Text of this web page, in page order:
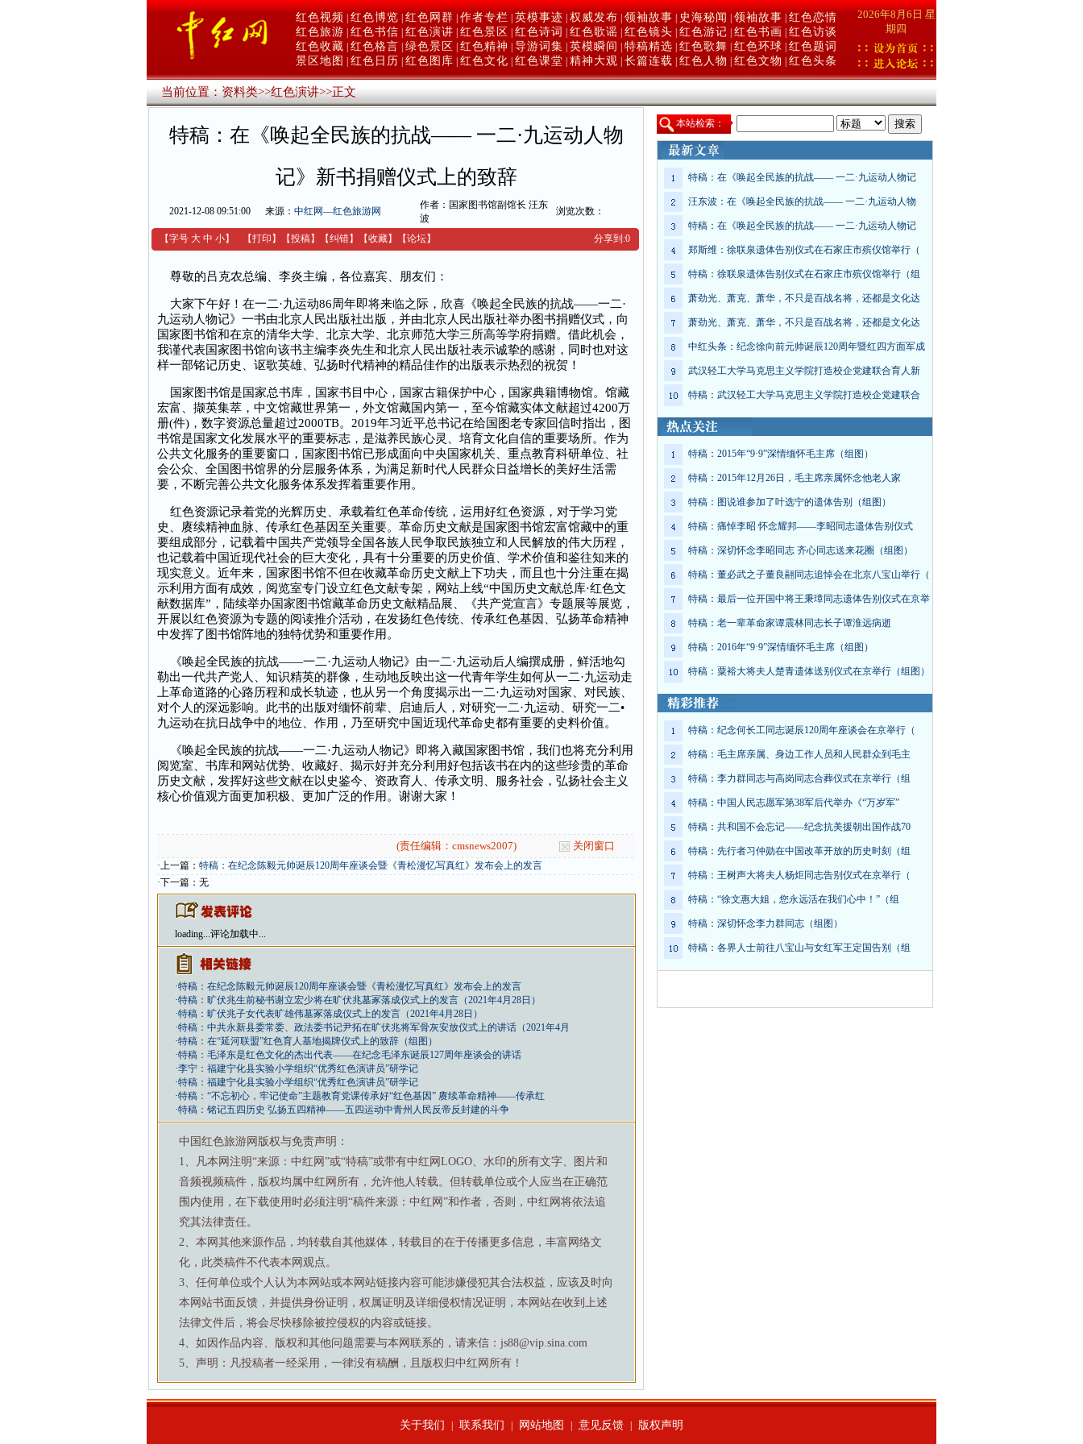
红色视频 红色博览 红色网群 作者专栏 英模事迹 权威发布 领袖故事 史海秘闻 领袖故事 红色恋情
红色旅游 红色书信 红色演讲 红色景区 红色诗词 红色歌谣 红色镜头 红色游记 红色书画
红色访谈
红色收藏 红色格言 绿色景区 红色精神 导游词集 英模瞬间 特稿精选 红色歌舞 红色环球 红色题词
景区地图
红色日历 红色图库 红色文化 红色课堂 精神大观 长篇连载 红色人物 红色文物 红色头条
2026年8月6日 星
期四
当前位置：资料类>>红色演讲>>正文
特稿：在《唤起全民族的抗战—— 一二·九运动人物
记》新书捐赠仪式上的致辞
2021-12-08 09:51:00 来源： 中红网—红色旅游网
作者：国家图书馆副馆长 汪东
波
浏览次数：
【字号 大 中 小】 【打印 】 【投稿】 【纠错】 【收藏】 【论坛】 分享到:0
尊敬的吕克农总编、李炎主编，各位嘉宾、朋友们：
大家下午好！在一二·九运动86周年即将来临之际，欣喜《唤起全民族的抗战——一二·
九运动人物记》一书由北京人民出版社出版，并由北京人民出版社举办图书捐赠仪式，向
国家图书馆和在京的清华大学、北京大学、北京师范大学三所高等学府捐赠。借此机会，
我谨代表国家图书馆向该书主编李炎先生和北京人民出版社表示诚挚的感谢，同时也对这
样一部铭记历史、讴歌英雄、弘扬时代精神的精品佳作的出版表示热烈的祝贺！
国家图书馆是国家总书库，国家书目中心，国家古籍保护中心，国家典籍博物馆。馆藏
宏富、撷英集萃，中文馆藏世界第一，外文馆藏国内第一，至今馆藏实体文献超过4200万
册(件)，数字资源总量超过2000TB。2019年习近平总书记在给国图老专家回信时指出，图
书馆是国家文化发展水平的重要标志，是滋养民族心灵、培育文化自信的重要场所。作为
公共文化服务的重要窗口，国家图书馆已形成面向中央国家机关、重点教育科研单位、社
会公众、全国图书馆界的分层服务体系，为满足新时代人民群众日益增长的美好生活需
要，不断完善公共文化服务体系发挥着重要作用。
红色资源记录着党的光辉历史、承载着红色革命传统，运用好红色资源，对于学习党
史、赓续精神血脉、传承红色基因至关重要。革命历史文献是国家图书馆宏富馆藏中的重
要组成部分，记载着中国共产党领导全国各族人民争取民族独立和人民解放的伟大历程，
也记载着中国近现代社会的巨大变化，具有十分重要的历史价值、学术价值和鉴往知来的
现实意义。近年来，国家图书馆不但在收藏革命历史文献上下功夫，而且也十分注重在揭
示利用方面有成效，阅览室专门设立红色文献专架，网站上线“中国历史文献总库·红色文
献数据库”，陆续举办国家图书馆藏革命历史文献精品展、《共产党宣言》专题展等展览，
开展以红色资源为专题的阅读推介活动，在发扬红色传统、传承红色基因、弘扬革命精神
中发挥了图书馆阵地的独特优势和重要作用。
《唤起全民族的抗战——一二·九运动人物记》由一二·九运动后人编撰成册，鲜活地勾
勒出一代共产党人、知识精英的群像，生动地反映出这一代青年学生如何从一二·九运动走
上革命道路的心路历程和成长轨迹，也从另一个角度揭示出一二·九运动对国家、对民族、
对个人的深远影响。此书的出版对缅怀前辈、启迪后人，对研究一二·九运动、研究一二•
九运动在抗日战争中的地位、作用，乃至研究中国近现代革命史都有重要的史料价值。
《唤起全民族的抗战——一二·九运动人物记》即将入藏国家图书馆，我们也将充分利用
阅览室、书库和网站优势、收藏好、揭示好并充分利用好包括该书在内的这些珍贵的革命
历史文献，发挥好这些文献在以史鉴今、资政育人、传承文明、服务社会，弘扬社会主义
核心价值观方面更加积极、更加广泛的作用。谢谢大家！
(责任编辑：cmsnews2007) 关闭窗口
·上一篇： 特稿：在纪念陈毅元帅诞辰120周年座谈会暨《青松漫忆写真红》发布会上的发言
·下一篇：无
loading...评论加载中...
·特稿：在纪念陈毅元帅诞辰120周年座谈会暨《青松漫忆写真红》发布会上的发言
·特稿：旷伏兆生前秘书谢立宏少将在旷伏兆墓冢落成仪式上的发言（2021年4月28日）
·特稿：旷伏兆子女代表旷雄伟墓冢落成仪式上的发言（2021年4月28日）
·特稿：中共永新县委常委、政法委书记尹拓在旷伏兆将军骨灰安放仪式上的讲话（2021年4月
·特稿：在“延河联盟”红色育人基地揭牌仪式上的致辞（组图）
·特稿：毛泽东是红色文化的杰出代表——在纪念毛泽东诞辰127周年座谈会的讲话
·李宁：福建宁化县实验小学组织“优秀红色演讲员”研学记
·特稿：福建宁化县实验小学组织“优秀红色演讲员”研学记
·特稿：“不忘初心，牢记使命”主题教育党课传承好“红色基因” 赓续革命精神——传承红
·特稿：铭记五四历史 弘扬五四精神——五四运动中青州人民反帝反封建的斗争
中国红色旅游网版权与免责声明：
1、凡本网注明“来源：中红网”或“特稿”或带有中红网LOGO、水印的所有文字、图片和
音频视频稿件，版权均属中红网所有，允许他人转载。但转载单位或个人应当在正确范
围内使用，在下载使用时必须注明“稿件来源：中红网”和作者，否则，中红网将依法追
究其法律责任。
2、本网其他来源作品，均转载自其他媒体，转载目的在于传播更多信息，丰富网络文
化，此类稿件不代表本网观点。
3、任何单位或个人认为本网站或本网站链接内容可能涉嫌侵犯其合法权益，应该及时向
本网站书面反馈，并提供身份证明，权属证明及详细侵权情况证明，本网站在收到上述
法律文件后，将会尽快移除被控侵权的内容或链接。
4、如因作品内容、版权和其他问题需要与本网联系的，请来信：js88@vip.sina.com
5、声明：凡投稿者一经采用，一律没有稿酬，且版权归中红网所有！
本站检索：
特稿：在《唤起全民族的抗战—— 一二·九运动人物记
汪东波：在《唤起全民族的抗战—— 一二·九运动人物
特稿：在《唤起全民族的抗战—— 一二·九运动人物记
郑斯维：徐联泉遗体告别仪式在石家庄市殡仪馆举行（
特稿：徐联泉遗体告别仪式在石家庄市殡仪馆举行（组
萧劲光、萧克、萧华，不只是百战名将，还都是文化达
萧劲光、萧克、萧华，不只是百战名将，还都是文化达
中红头条：纪念徐向前元帅诞辰120周年暨红四方面军成
武汉轻工大学马克思主义学院打造校企党建联合育人新
特稿：武汉轻工大学马克思主义学院打造校企党建联合
特稿：2015年“9·9”深情缅怀毛主席（组图）
特稿：2015年12月26日，毛主席亲属怀念他老人家
特稿：图说谁参加了叶选宁的遗体告别（组图）
特稿：痛悼李昭 怀念耀邦——李昭同志遗体告别仪式
特稿：深切怀念李昭同志 齐心同志送来花圈（组图）
特稿：董必武之子董良翮同志追悼会在北京八宝山举行（
特稿：最后一位开国中将王秉璋同志遗体告别仪式在京举
特稿：老一辈革命家谭震林同志长子谭淮远病逝
特稿：2016年“9·9”深情缅怀毛主席（组图）
特稿：粟裕大将夫人楚青遗体送别仪式在京举行（组图）
特稿：纪念何长工同志诞辰120周年座谈会在京举行（
特稿：毛主席亲属、身边工作人员和人民群众到毛主
特稿：李力群同志与高岗同志合葬仪式在京举行（组
特稿：中国人民志愿军第38军后代举办《“万岁军”
特稿：共和国不会忘记——纪念抗美援朝出国作战70
特稿：先行者习仲勋在中国改革开放的历史时刻（组
特稿：王树声大将夫人杨炬同志告别仪式在京举行（
特稿：“徐文惠大姐，您永远活在我们心中！”（组
特稿：深切怀念李力群同志（组图）
特稿：各界人士前往八宝山与女红军王定国告别（组
关于我们 联系我们 网站地图 意见反馈 版权声明